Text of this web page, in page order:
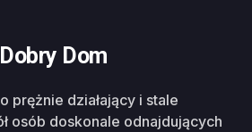
Dom
prężnie działający i stale
osób doskonale odnajdujących